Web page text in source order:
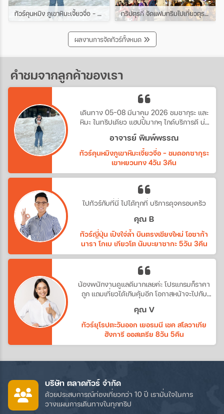
ทัวร์คุนหมิง ภูเขาหิมะเจี้ยวจื่อ - ชมดอกซากุระเขาหยวนทง 4วัน 3คืน ช่วง มีนาคม ทริปตุรกี จัดแฟมทริมไปเที่ยวตุรกีกับเหล่าบรรดาบริษัททัวร์ และเอเยนต์ทัวร์ ทริปนี้ขึ้นบอลลูนสนุกมาก
ผลงานการจัดทัวร์ทั้งหมด
คำชมจากลูกค้าของเรา
เดินทาง 05-08 มีนาคม 2026 ชมชากุระ และ
หิมะ ในทริปเดียว แฮปปี้มากๆ ไกด์บริการดี น่า
อาจารย์ พิมพ์พรรณ
ทัวร์คุนหมิงภูเขาหิมะเจี้ยวจื่อ - ชมดอกซากุระ
เขาหยวนทง 4วัน 3คืน
ไปทัวร์กับที่นี่ ไปได้ทุกที่ บริการดุจครอบครัว
คุณ B
ทัวร์ญี่ปุ่น เปิงใจ่ล้ำ บินตรงเชียงใหม่ โอซาก้า
นารา โกเบ เกียวโต นัมบะยาซากะ 5วัน 3คืน
น้องพนักงานดูแลดีมากเลยค่ะ โปรแกรมก็ราคา
ถูก แถมเที่ยวได้เกินคุ้มอีก โอกาสหน้าจะไปกับ
คุณ V
ทัวร์ยุโรปตะวันออก เยอรมนี เชค สโลวาเกีย
ฮังการี ออสเตรีย 8วัน 5คืน
บริษัท ตลาดทัวร์ จำกัด
ด้วยประสบการณ์ท่องเที่ยวกว่า 10 ปี เรามั่นใจในการ
วางแผนการเดินทางในทุกทริป